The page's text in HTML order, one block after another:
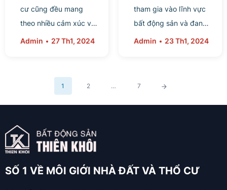
cư cũng đều mang
theo nhiều cảm xúc và
lo lắng. Bởi giá trị của
Admin 27 Th1, 2024
tham gia vào lĩnh vực
bất động sản và đang
tìm hiểu “Đất thổ cư là
Admin 23 Th1, 2024
trang
bài
viết
1 2 … 7
SỐ 1 VỀ MÔI GIỚI NHÀ ĐẤT VÀ THỔ CƯ